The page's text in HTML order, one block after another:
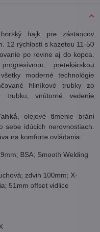
bajk pre zástancov
12 rýchlostí s kazetou 11-50
po rovine aj do kopca.
pretekárskou
moderné technológie
hliníkové trubky zo
trubku, vnútorné vedenie
, olejové tlmenie bráni
idúcich nerovnostiach.
na komforte ovládania.
BSA; Smooth Welding
zdvih 100mm; X-
51mm offset vidlice